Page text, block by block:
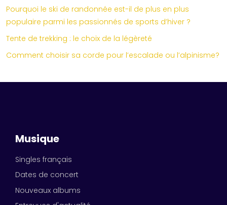
Pourquoi le ski de randonnée est-il de plus en plus
populaire parmi les passionnés de sports d’hiver ?
Tente de trekking : le choix de la légèreté
Comment choisir sa corde pour l’escalade ou l’alpinisme?
Musique
Singles français
Dates de concert
Nouveaux albums